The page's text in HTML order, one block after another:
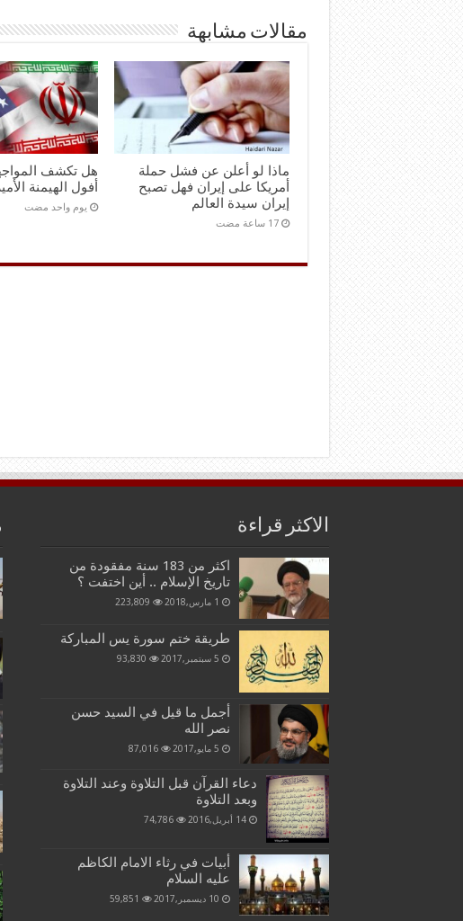
مقالات مشابهة
ماذا لو أعلن عن فشل حملة
أمريكا على إيران فهل تصبح
إيران سيدة العالم
‏17 ساعة مضت
هل تكشف
أفول الهيمنة
‏يوم واحد مضت
الاكثر قراءة
اكثر من 183 سنة مفقودة من
تاريخ الإسلام .. أين اختفت ؟
1 مارس,2018 223,809
طريقة ختم سورة يس المباركة
5 سبتمبر,2017 93,830
أجمل ما قيل في السيد حسن
نصر الله
5 مايو,2017 87,016
دعاء القرآن قبل التلاوة وعند التلاوة
وبعد التلاوة
14 أبريل,2016 74,786
أبيات في رثاء الامام الكاظم
عليه السلام
10 ديسمبر,2017 59,851